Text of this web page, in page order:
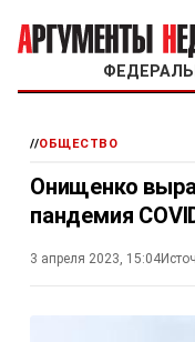
//ОБЩЕСТВО
Онищенко
пандемия
3 апреля 2023, 15:04